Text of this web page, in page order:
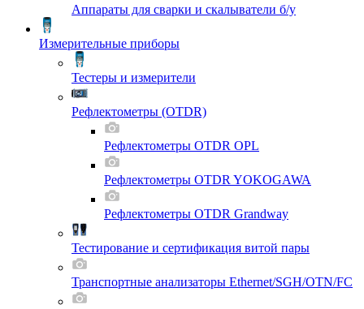
Аппараты для сварки и скалыватели б/у
Измерительные приборы
Тестеры и измерители
Рефлектометры (OTDR)
Рефлектометры OTDR OPL
Рефлектометры OTDR YOKOGAWA
Рефлектометры OTDR Grandway
Тестирование и сертификация витой пары
Транспортные анализаторы Ethernet/SGH/OTN/FC